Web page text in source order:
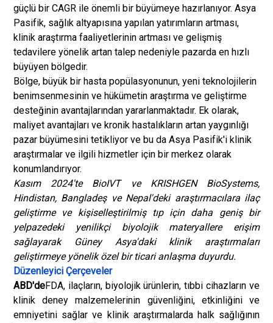
güçlü bir CAGR ile önemli bir büyümeye hazırlanıyor. Asya
Pasifik, sağlık altyapısına yapılan yatırımların artması,
klinik araştırma faaliyetlerinin artması ve gelişmiş
tedavilere yönelik artan talep nedeniyle pazarda en hızlı
büyüyen bölgedir.
Bölge, büyük bir hasta popülasyonunun, yeni teknolojilerin
benimsenmesinin ve hükümetin araştırma ve geliştirme
desteğinin avantajlarından yararlanmaktadır. Ek olarak,
maliyet avantajları ve kronik hastalıkların artan yaygınlığı
pazar büyümesini tetikliyor ve bu da Asya Pasifik'i klinik
araştırmalar ve ilgili hizmetler için bir merkez olarak
konumlandırıyor.
Kasım 2024'te BioIVT ve KRISHGEN BioSystems,
Hindistan, Bangladeş ve Nepal'deki araştırmacılara ilaç
geliştirme ve kişiselleştirilmiş tıp için daha geniş bir
yelpazedeki yenilikçi biyolojik materyallere erişim
sağlayarak Güney Asya'daki klinik araştırmaları
geliştirmeye yönelik özel bir ticari anlaşma duyurdu.
Düzenleyici Çerçeveler
ABD'deFDA, ilaçların, biyolojik ürünlerin, tıbbi cihazların ve
klinik deney malzemelerinin güvenliğini, etkinliğini ve
emniyetini sağlar ve klinik araştırmalarda halk sağlığının